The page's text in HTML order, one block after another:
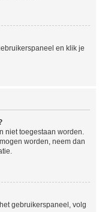
en klik je
niet toegestaan worden.
worden, neem dan
gebruikerspaneel, volg